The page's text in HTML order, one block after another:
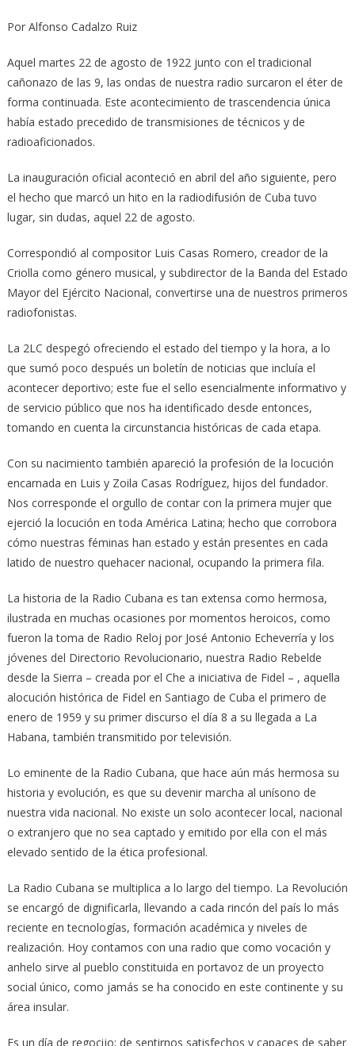
Por Alfonso Cadalzo Ruiz
Aquel martes 22 de agosto de 1922 junto con el tradicional
cañonazo de las 9, las ondas de nuestra radio surcaron el éter de
forma continuada. Este acontecimiento de trascendencia única
había estado precedido de transmisiones de técnicos y de
radioaficionados.
La inauguración oficial aconteció en abril del año siguiente, pero
el hecho que marcó un hito en la radiodifusión de Cuba tuvo
lugar, sin dudas, aquel 22 de agosto.
Correspondió al compositor Luis Casas Romero, creador de la
Criolla como género musical, y subdirector de la Banda del Estado
Mayor del Ejército Nacional, convertirse una de nuestros primeros
radiofonistas.
La 2LC despegó ofreciendo el estado del tiempo y la hora, a lo
que sumó poco después un boletín de noticias que incluía el
acontecer deportivo; este fue el sello esencialmente informativo y
de servicio público que nos ha identificado desde entonces,
tomando en cuenta la circunstancia históricas de cada etapa.
Con su nacimiento también apareció la profesión de la locución
encarnada en Luis y Zoila Casas Rodríguez, hijos del fundador.
Nos corresponde el orgullo de contar con la primera mujer que
ejerció la locución en toda América Latina; hecho que corrobora
cómo nuestras féminas han estado y están presentes en cada
latido de nuestro quehacer nacional, ocupando la primera fila.
La historia de la Radio Cubana es tan extensa como hermosa,
ilustrada en muchas ocasiones por momentos heroicos, como
fueron la toma de Radio Reloj por José Antonio Echeverría y los
jóvenes del Directorio Revolucionario, nuestra Radio Rebelde
desde la Sierra – creada por el Che a iniciativa de Fidel – , aquella
alocución histórica de Fidel en Santiago de Cuba el primero de
enero de 1959 y su primer discurso el día 8 a su llegada a La
Habana, también transmitido por televisión.
Lo eminente de la Radio Cubana, que hace aún más hermosa su
historia y evolución, es que su devenir marcha al unísono de
nuestra vida nacional. No existe un solo acontecer local, nacional
o extranjero que no sea captado y emitido por ella con el más
elevado sentido de la ética profesional.
La Radio Cubana se multiplica a lo largo del tiempo. La Revolución
se encargó de dignificarla, llevando a cada rincón del país lo más
reciente en tecnologías, formación académica y niveles de
realización. Hoy contamos con una radio que como vocación y
anhelo sirve al pueblo constituida en portavoz de un proyecto
social único, como jamás se ha conocido en este continente y su
área insular.
Es un día de regocijo; de sentirnos satisfechos y capaces de saber